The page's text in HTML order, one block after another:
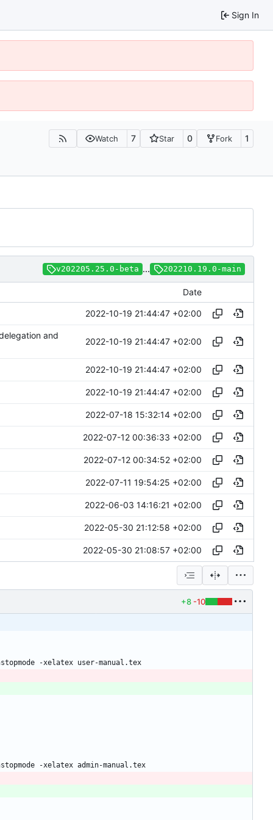
Sign In
Watch 7 Star 0 Fork 1
v202205.25.0-beta ... 202210.19.0-main
Date
2022-10-19 21:44:47 +02:00
and
2022-10-19 21:44:47 +02:00
2022-10-19 21:44:47 +02:00
2022-10-19 21:44:47 +02:00
2022-07-18 15:32:14 +02:00
2022-07-12 00:36:33 +02:00
2022-07-12 00:34:52 +02:00
2022-07-11 19:54:25 +02:00
2022-06-03 14:16:21 +02:00
2022-05-30 21:12:58 +02:00
2022-05-30 21:08:57 +02:00
+8 -10
-xelatex user-manual.tex
-xelatex admin-manual.tex